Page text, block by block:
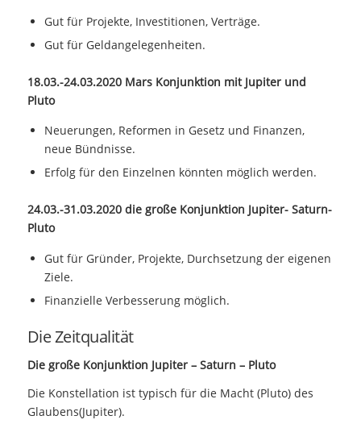
Gut für Projekte, Investitionen, Verträge.
Gut für Geldangelegenheiten.
18.03.-24.03.2020 Mars Konjunktion mit Jupiter und
Pluto
Neuerungen, Reformen in Gesetz und Finanzen,
neue Bündnisse.
Erfolg für den Einzelnen könnten möglich werden.
24.03.-31.03.2020 die große Konjunktion Jupiter- Saturn-
Pluto
Gut für Gründer, Projekte, Durchsetzung der eigenen
Ziele.
Finanzielle Verbesserung möglich.
Die Zeitqualität
Die große Konjunktion Jupiter – Saturn – Pluto
Die Konstellation ist typisch für die Macht (Pluto) des
Glaubens(Jupiter).